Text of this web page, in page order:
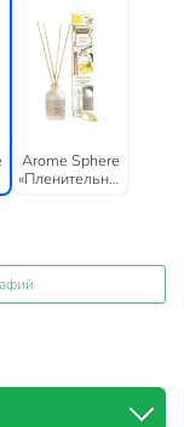
Arome Sphere
«Пленительный